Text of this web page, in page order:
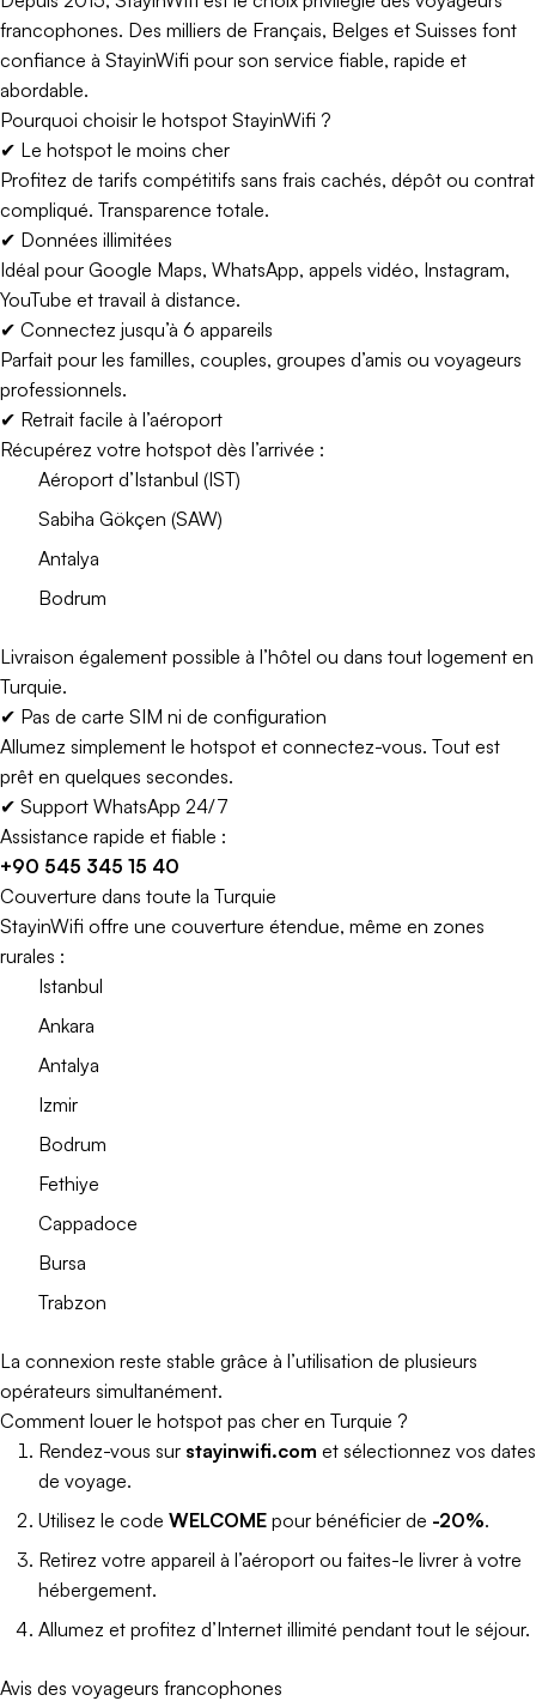
francophones. Des milliers de Français, Belges et Suisses font
confiance à StayinWifi pour son service fiable, rapide et
abordable.
Pourquoi choisir le hotspot StayinWifi ?
✔ Le hotspot le moins cher
Profitez de tarifs compétitifs sans frais cachés, dépôt ou contrat
compliqué. Transparence totale.
✔ Données illimitées
Idéal pour Google Maps, WhatsApp, appels vidéo, Instagram,
YouTube et travail à distance.
✔ Connectez jusqu’à 6 appareils
Parfait pour les familles, couples, groupes d’amis ou voyageurs
professionnels.
✔ Retrait facile à l’aéroport
Récupérez votre hotspot dès l’arrivée :
Aéroport d’Istanbul (IST)
Sabiha Gökçen (SAW)
Antalya
Bodrum
Livraison également possible à l’hôtel ou dans tout logement en
Turquie.
✔ Pas de carte SIM ni de configuration
Allumez simplement le hotspot et connectez-vous. Tout est
prêt en quelques secondes.
✔ Support WhatsApp 24/7
Assistance rapide et fiable :
+90 545 345 15 40
Couverture dans toute la Turquie
StayinWifi offre une couverture étendue, même en zones
rurales :
Istanbul
Ankara
Antalya
Izmir
Bodrum
Fethiye
Cappadoce
Bursa
Trabzon
La connexion reste stable grâce à l’utilisation de plusieurs
opérateurs simultanément.
Comment louer le hotspot pas cher en Turquie ?
Rendez-vous sur stayinwifi.com et sélectionnez vos dates
de voyage.
Utilisez le code WELCOME pour bénéficier de -20%.
Retirez votre appareil à l’aéroport ou faites-le livrer à votre
hébergement.
Allumez et profitez d’Internet illimité pendant tout le séjour.
Avis des voyageurs francophones